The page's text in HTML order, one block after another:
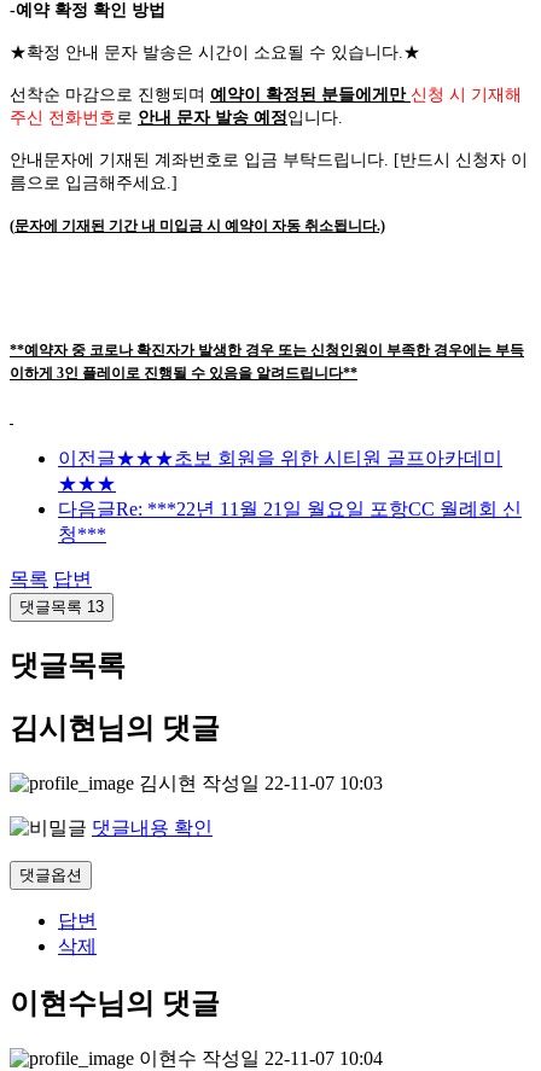
-예약 확정 확인 방법
★확정 안내 문자 발송은 시간이 소요될 수 있습니다.★
선착순 마감으로 진행되며 예약이 확정된 분들에게만 신청 시 기재해
주신 전화번호로 안내 문자 발송 예정입니다.
안내문자에 기재된 계좌번호로 입금 부탁드립니다. [반드시 신청자 이
름으로 입금해주세요.]
(문자에 기재된 기간 내 미입금 시 예약이 자동 취소됩니다.)
**예약자 중 코로나 확진자가 발생한 경우 또는 신청인원이 부족한 경우에는 부득
이하게 3인 플레이로 진행될 수 있음을 알려드립니다**
이전글★★★초보 회원을 위한 시티원 골프아카데미
★★★
다음글Re: ***22년 11월 21일 월요일 포항CC 월례회 신
청***
목록 답변
댓글목록 13
댓글목록
김시현님의 댓글
김시현 작성일 22-11-07 10:03
댓글내용 확인
댓글옵션
답변
삭제
이현수님의 댓글
이현수 작성일 22-11-07 10:04